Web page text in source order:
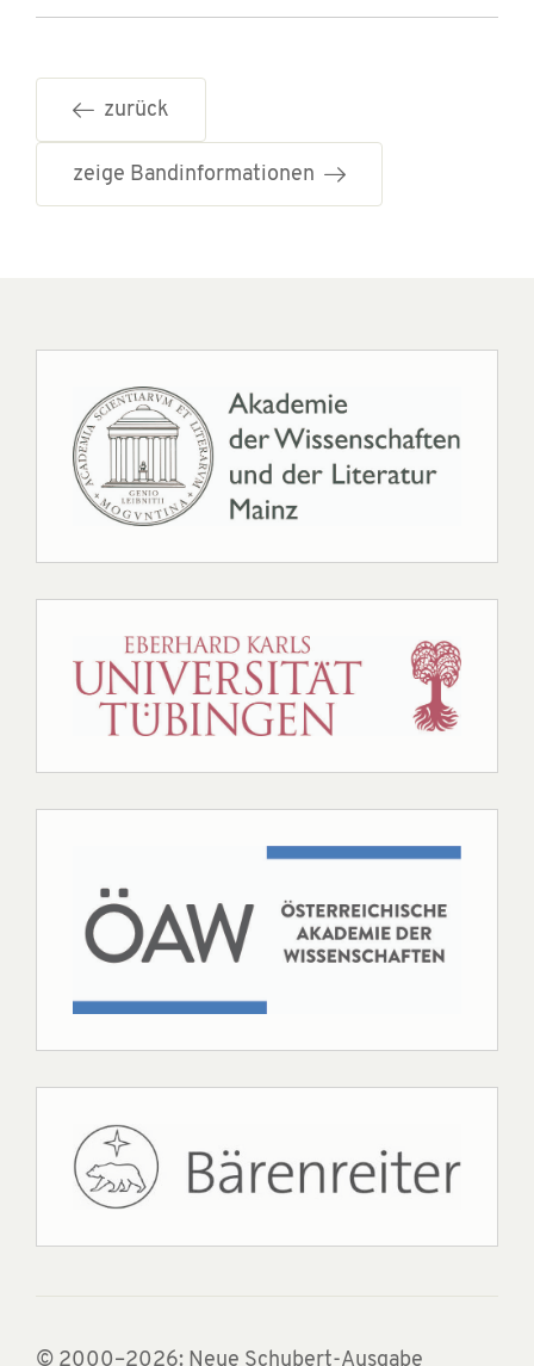
zurück
zeige Bandinformationen
© 2000–2026: Neue Schubert-Ausgabe